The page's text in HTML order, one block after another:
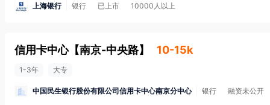
上海银行 银行 已上市 10000人以上
信用卡中心 【南京-中央路】 10-15k
1-3年 大专
中国民生银行股份有限公司信用卡中心南京分中心 银行 融资未公开